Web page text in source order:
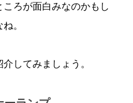
ろが面白みなのかもし
。
してみましょう。